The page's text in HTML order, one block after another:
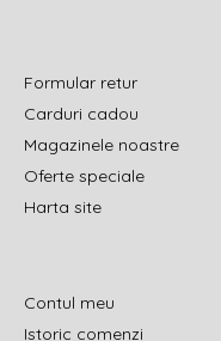
Formular retur
Carduri cadou
Magazinele noastre
Oferte speciale
Harta site
Contul meu
Istoric comenzi